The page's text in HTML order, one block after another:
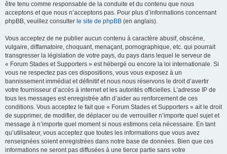
être tenu comme responsable de la conduite et du contenu que nous
acceptons et que nous n’acceptons pas. Pour plus d’informations concernant
phpBB, veuillez consulter le site de phpBB (en anglais).
Vous acceptez de ne publier aucun contenu à caractère abusif, obscène,
vulgaire, diffamatoire, choquant, menaçant, pornographique, etc. qui pourrait
transgresser la législation de votre pays, du pays dans lequel le serveur de
« Forum Stades et Supporters » est hébergé ou encore la loi internationale. Si
vous ne respectez pas ces dispositions, vous vous exposez à un
bannissement immédiat et définitif et nous nous réservons le droit d’avertir
votre fournisseur d’accès à internet et les autorités officielles. L’adresse IP de
tous les messages est enregistrée afin d’aider au renforcement de ces
conditions. Vous acceptez le fait que « Forum Stades et Supporters » ait le droit
de supprimer, de modifier, de déplacer ou de verrouiller n’importe quel sujet et
message à n’importe quel moment si nous estimons cela nécessaire. En tant
qu’utilisateur, vous acceptez que toutes les informations que vous avez
renseignées soient enregistrées dans notre base de données. Bien que ces
informations ne seront pas diffusées à une tierce partie sans votre